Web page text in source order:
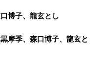
子、龍玄とし
森口博子、龍玄と